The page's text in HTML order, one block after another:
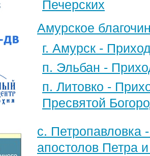
Печерских
Амурское
г. Амурск -
п. Эльбан -
п. Литовко -
Пресвятой
с. Петропавловка
апостолов Петра